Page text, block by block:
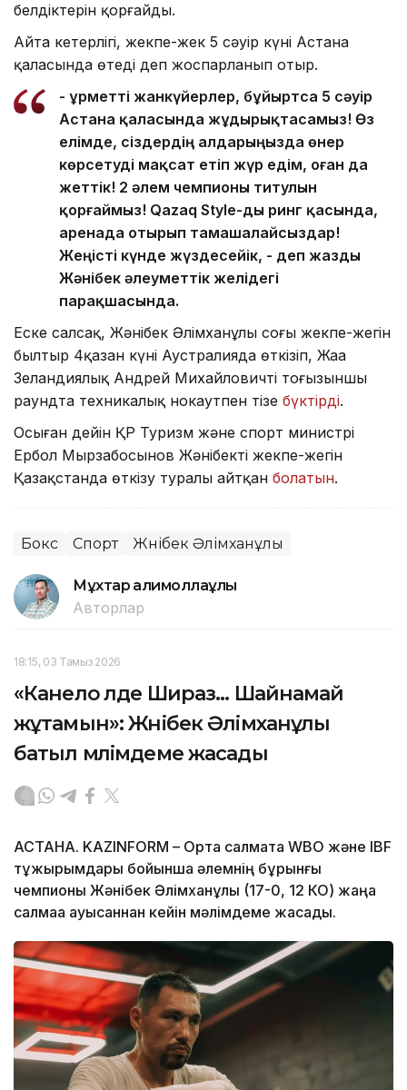
белдіктерін қорғайды.
Айта кетерлігі, жекпе-жек 5 сәуір күні Астана
қаласында өтеді деп жоспарланып отыр.
- Құрметті жанкүйерлер, бұйыртса 5 сәуір
Астана қаласында жұдырықтасамыз! Өз
елімде, сіздердің алдарыңызда өнер
көрсетуді мақсат етіп жүр едім, оған да
жеттік! 2 әлем чемпионы титулын
қорғаймыз! Qazaq Style-ды ринг қасында,
аренада отырып тамашалайсыздар!
Жеңісті күнде жүздесейік, - деп жазды
Жәнібек әлеуметтік желідегі
парақшасында.
Еске салсақ, Жәнібек Әлімханұлы соңғы жекпе-жегін
былтыр 4қазан күні Аустралияда өткізіп, Жаңа
Зеландиялық Андрей Михайловичті тоғызыншы
раундта техникалық нокаутпен тізе бүктірді.
Осыған дейін ҚР Туризм және спорт министрі
Ербол Мырзабосынов Жәнібектің жекпе-жегін
Қазақстанда өткізу туралы айтқан болатын.
Бокс Спорт Жәнібек Әлімханұлы
Мұхтар Қалимоллаұлы
Авторлар
18:15, 03 Тамыз 2026
«Канело әлде Шираз... Шайнамай
жұтамын»: Жәнібек Әлімханұлы
батыл мәлімдеме жасады
АСТАНА. KAZINFORM – Орта салмақта WBO және IBF
тұжырымдары бойынша әлемнің бұрынғы
чемпионы Жәнібек Әлімханұлы (17-0, 12 КО) жаңа
салмаққа ауысқаннан кейін мәлімдеме жасады.